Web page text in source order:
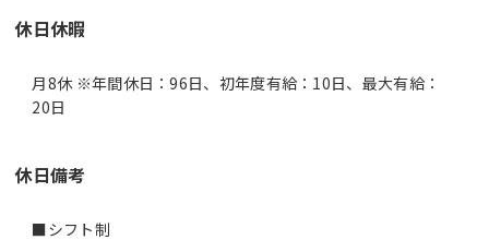
休日休暇
月8休 ※年間休日：96日、初年度有給：10日、最大有給：
20日
休日備考
■シフト制